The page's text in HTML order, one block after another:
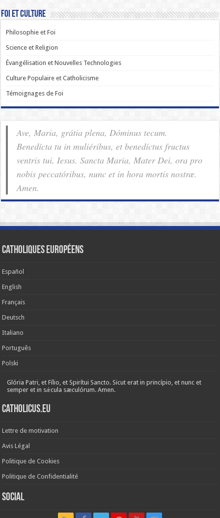
Foi et Culture
Philosophie et Foi
Science et Religion
Évangélisation et Nouvelles Technologies
Culture Populaire et Catholicisme
Témoignages de Foi
Ave, Maria, grátia plena, Dóminus tecum.
Benedícta tu in muliéribus, et benedíctus fructus
ventris tui, Iesus. Sancta Maria, Mater Dei, ora pro
nobis pec­ca­tóribus, nunc et in hora mortis nostræ.
Amen.
Catholiques européens
Español
English
Français
Deutsch
Italiano
Português
Polski
Glória Patri, et Fílio, et Spirítui Sancto. Sicut erat in princípio, et nunc et
semper et in sǽcula sæculórum. Amen.
Catholicus.eu
Lettre de motivation
Avis Légal
Politique de Cookies
Politique de Confidentialité
Social